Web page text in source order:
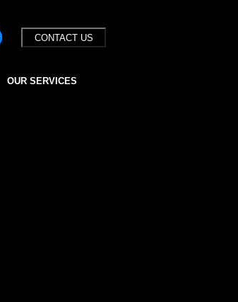
CONTACT US
OUR SERVICES